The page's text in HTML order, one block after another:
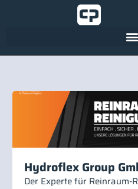
Hydroflex Group
Der Experte für Reinraum-